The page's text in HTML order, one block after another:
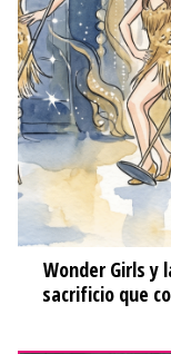
Wonder Girls y
sacrificio que